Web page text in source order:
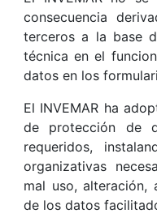
consecuencia
terceros a la base
técnica en el
datos en los
El INVEMAR ha
de protección de
requeridos,
organizativas
mal uso,
de los datos